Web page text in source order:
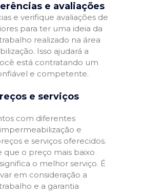
e avaliações
e verifique avaliações de
para ter uma ideia da
realizado na área
Isso ajudará a
está contratando um
e competente.
e serviços
com diferentes
e
e serviços oferecidos.
que o preço mais baixo
o melhor serviço. É
em consideração a
e a garantia